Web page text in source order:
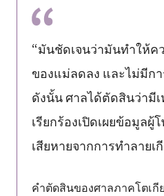
“มันชัดเจนว่ามันทำให้ค
ของแม่ลดลง และไม่มีก
ดังนั้น ศาลได้ตัดสินว่ามี
เรียกร้องเปิดเผยข้อมูลผู้
เสียหายจากการทำลายเ
คำตัดสินของศาลภาคโตเ